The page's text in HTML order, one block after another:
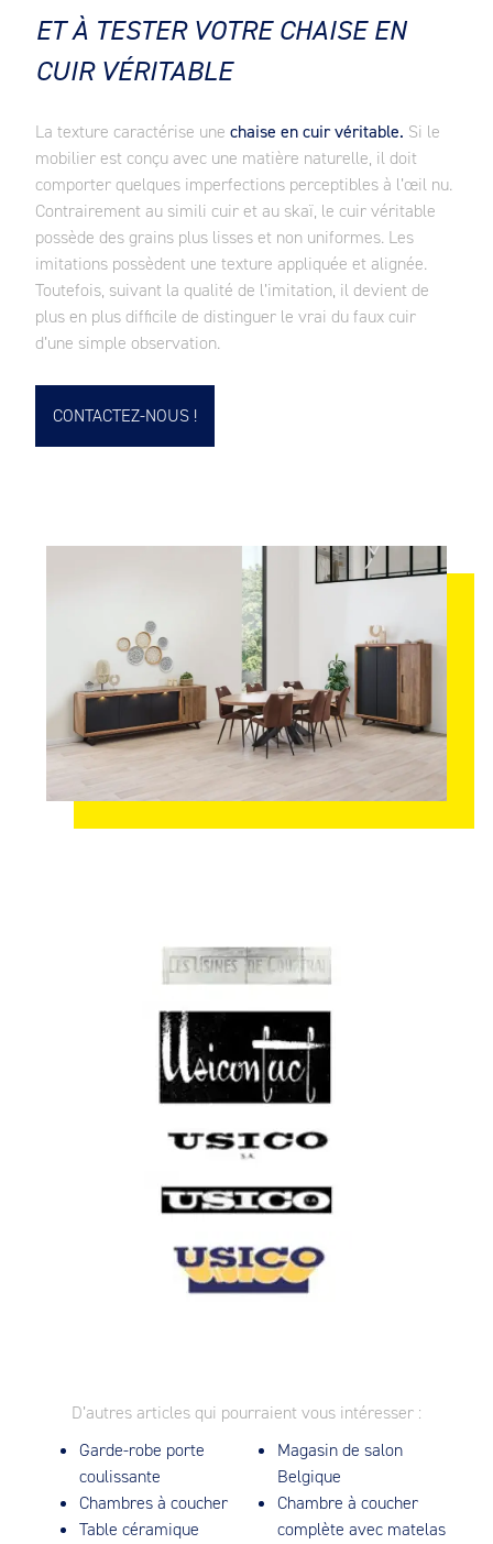
ET À TESTER VOTRE CHAISE EN
CUIR VÉRITABLE
La texture caractérise une chaise en cuir véritable. Si le
mobilier est conçu avec une matière naturelle, il doit
comporter quelques imperfections perceptibles à l’œil nu.
Contrairement au simili cuir et au skaï, le cuir véritable
possède des grains plus lisses et non uniformes. Les
imitations possèdent une texture appliquée et alignée.
Toutefois, suivant la qualité de l’imitation, il devient de
plus en plus difficile de distinguer le vrai du faux cuir
d’une simple observation.
CONTACTEZ-NOUS !
D’autres articles qui pourraient vous intéresser :
Garde-robe porte
coulissante
Chambres à coucher
Table céramique
Magasin de salon
Belgique
Chambre à coucher
complète avec matelas